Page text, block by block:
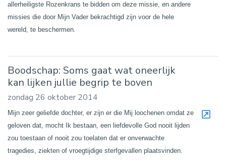
allerheiligste Rozenkrans te bidden om deze missie, en andere
missies die door Mijn Vader bekrachtigd zijn voor de hele
wereld, te beschermen.
Boodschap: Soms gaat wat oneerlijk
kan lijken jullie begrip te boven
zondag 26 oktober 2014
Mijn zeer geliefde dochter, er zijn er die Mij loochenen omdat ze
geloven dat, mocht Ik bestaan, een liefdevolle God nooit lijden
zou toestaan of nooit zou toelaten dat er onverwachte
tragedies, ziekten of vroegtijdige sterfgevallen plaatsvinden.